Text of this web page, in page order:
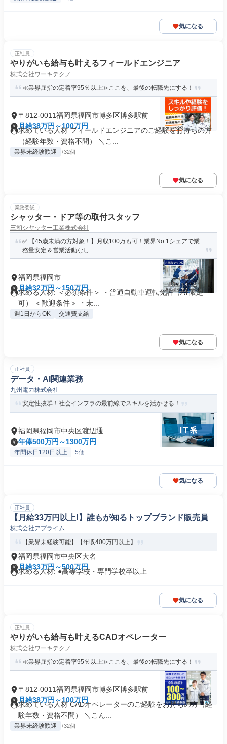
気になる
正社員
やりがいも給与も叶えるフィールドエンジニア
株式会社ワーキテクノ
≪業界屈指の定着率95％以上≫ここを、最後の転職先にする！
〒812-0011福岡県福岡市博多区博多駅前
月給38万円～100万円
求めている人材 フィールドエンジニアのご経験をお持ちの方
（経験年数・資格不問） ＼こ...
業界未経験歓迎 +32個
気になる
業務委託
シャッター・ドア等の取付スタッフ
三和シヤッター工業株式会社
✅ 【45歳未満の方対象！】月収100万も可！業界No.1シェアで業
務量安定＆営業活動なし...
福岡県福岡市
月給32万円～150万円
求める人材: ＜必須条件＞ ・普通自動車運転免許（AT限定
可） ＜歓迎条件＞ ・未...
週1日からOK 交通費支給
気になる
正社員
データ・AI関連業務
九州電力株式会社
安定性抜群！社会インフラの最前線でスキルを活かせる！
福岡県福岡市中央区渡辺通
年俸500万円～1300万円
年間休日120日以上 +5個
気になる
正社員
【月給33万円以上!】誰もが知るトップブランド販売員
株式会社アプライム
【業界未経験可能】【年収400万円以上】
福岡県福岡市中央区大名
月給33万円～500万円
求める人材: ●高等学校・専門学校卒以上
気になる
正社員
やりがいも給与も叶えるCADオペレーター
株式会社ワーキテクノ
≪業界屈指の定着率95％以上≫ここを、最後の転職先にする！
〒812-0011福岡県福岡市博多区博多駅前
月給38万円～100万円
求めている人材 CADオペレーターのご経験をお持ちの方（経
験年数・資格不問） ＼こん...
業界未経験歓迎 +32個